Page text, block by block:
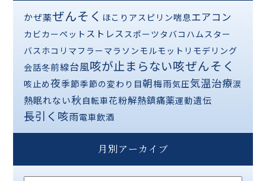
かぜ薬ぜんそく ほこり アスピリン喘息エアコン
カビカーペット ストレススポーツタバコ ハムスター
バスホコリ マフラーマラソンモルモット リモデリング
会話冬前線台風咳が止まらない咳ぜんそく
咳止め夜季節季節の変わり目朝梅雨気圧気温治療涙
熱眠れない秋 自転車花粉解熱鎮痛薬運動遺伝
長引く咳雨電車飲酒
月別アーカイブ